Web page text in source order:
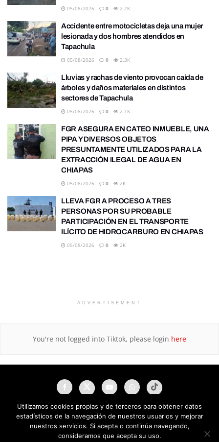
05/08/2026 0 2.2K
Accidente entre motocicletas deja una mujer
lesionada y dos hombres atendidos en
Tapachula
05/08/2026 0 2.3K
Lluvias y rachas de viento provocan caída de
árboles y daños materiales en distintos
sectores de Tapachula
05/08/2026 0 2.1K
FGR ASEGURA EN CATEO INMUEBLE, UNA
PIPA Y DIVERSOS OBJETOS
PRESUNTAMENTE UTILIZADOS PARA LA
EXTRACCIÓN ILEGAL DE AGUA EN
CHIAPAS
05/08/2026 0 2K
LLEVA FGR A PROCESO A TRES
PERSONAS POR SU PROBABLE
PARTICIPACIÓN EN EL TRANSPORTE
ILÍCITO DE HIDROCARBURO EN CHIAPAS
05/08/2026 0 2K
ADVERTISEMENT
You're not logged into Tiktok, please login here
Utilizamos cookies propias y de terceros para obtener datos
estadísticos de la navegación de nuestros usuarios y mejorar
nuestros servicios. Si acepta o continúa navegando,
consideramos que acepta su uso.